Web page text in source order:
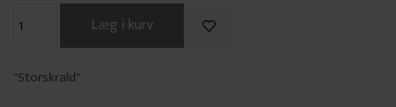
"Storskrald"